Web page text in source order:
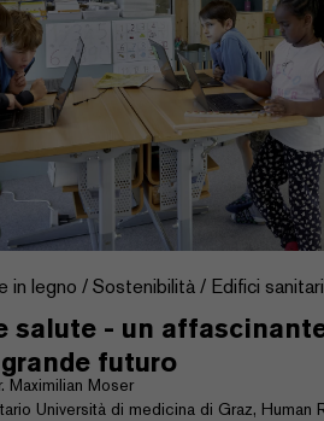
in legno / Sostenibilità / Edifici sanitari
salute - un
futuro
Maximilian Moser
Università di medicina di Graz, Human